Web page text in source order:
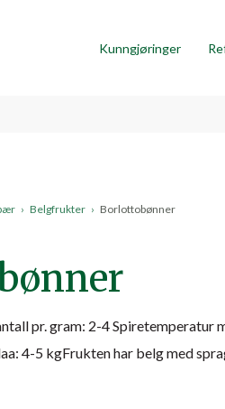
Kunngjøringer
› Belgfrukter › Borlottobønner
pr. gram: 2-4 Spiretemperatur
4-5 kgFrukten har belg med